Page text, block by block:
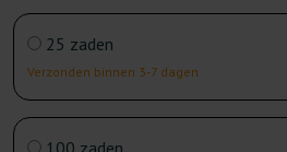
25 zaden
Verzonden binnen 3-7 dagen